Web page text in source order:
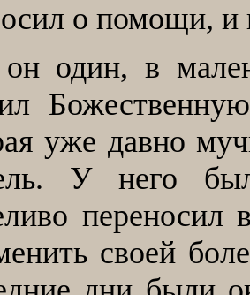
о помощи, и
один, в
уже давно
У него
переносил
своей